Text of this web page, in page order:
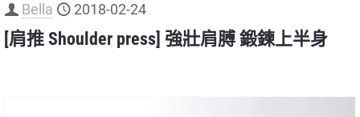
Bella 2018-02-24
[肩推 Shoulder press] 強壯肩膊 鍛鍊上半身